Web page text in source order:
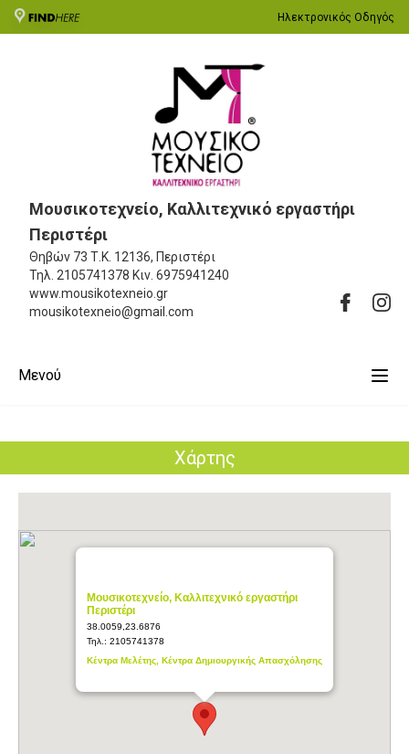
Ηλεκτρονικός Οδηγός
Μουσικοτεχνείο, Καλλιτεχνικό εργαστήρι
Περιστέρι
Θηβών 73 Τ.Κ. 12136, Περιστέρι
Τηλ. 2105741378 Κιν. 6975941240
www.mousikotexneio.gr
mousikotexneio@gmail.com
Μενού
Χάρτης
Μουσικοτεχνείο, Καλλιτεχνικό εργαστήρι
Περιστέρι
38.0059,23.6876
Τηλ.: 2105741378
Κέντρα Μελέτης, Κέντρα Δημιουργικής Απασχόλησης